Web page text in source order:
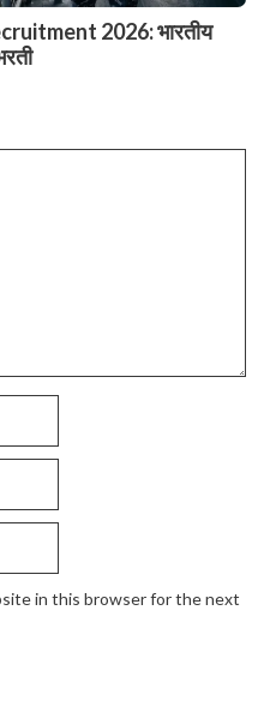
2026: भारतीय
in this browser for the next